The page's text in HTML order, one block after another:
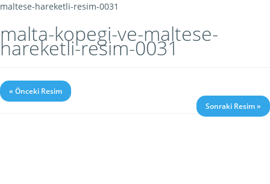
maltese-hareketli-resim-0031
malta-kopegi-ve-maltese-
hareketli-resim-0031
« Önceki Resim
Sonraki Resim »